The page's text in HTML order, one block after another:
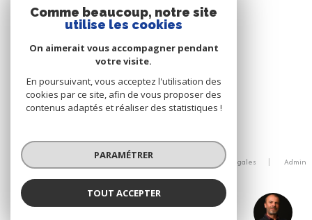
Aurélien CHOLLEY
NOUS SUIVRE
© 2026 | Tous droits réservés
Nos partenaires Mentions légales
Admin
Réalisé par :
Comme beaucoup, notre site
utilise les cookies
On aimerait vous accompagner pendant
votre visite.
En poursuivant, vous acceptez l'utilisation des
cookies par ce site, afin de vous proposer des
contenus adaptés et réaliser des statistiques !
PARAMÉTRER
TOUT ACCEPTER